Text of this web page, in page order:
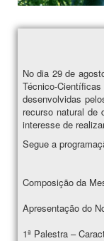
No dia 29 de
Técnico-
desenvolvidas
recurso natural de
interesse de
Segue a
Composição da
Apresentação do
1ª Palestra –